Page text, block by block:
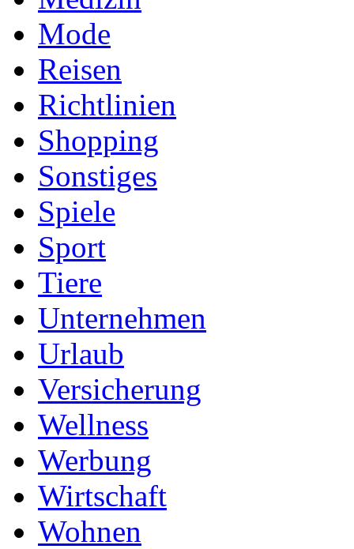
Mode
Reisen
Richtlinien
Shopping
Sonstiges
Spiele
Sport
Tiere
Unternehmen
Urlaub
Versicherung
Wellness
Werbung
Wirtschaft
Wohnen